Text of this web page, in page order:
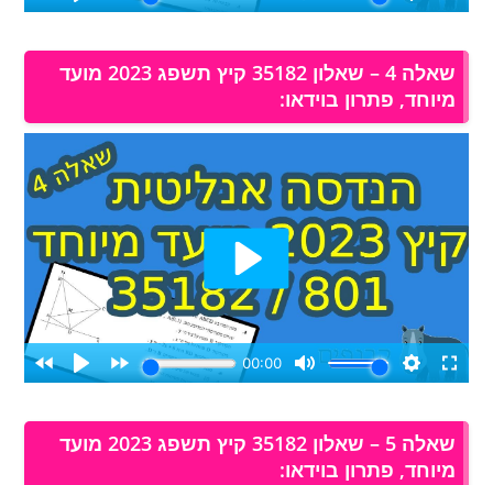
שאלה 4 – שאלון 35182 קיץ תשפג 2023 מועד
מיוחד, פתרון בוידאו:
שאלה 5 – שאלון 35182 קיץ תשפג 2023 מועד
מיוחד, פתרון בוידאו: